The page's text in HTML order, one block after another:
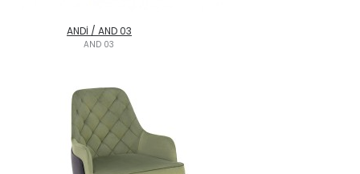
ANDİ / AND 03
AND 03